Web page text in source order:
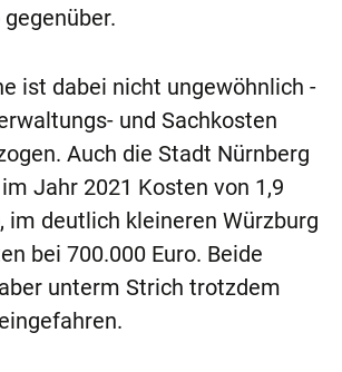
ist dabei nicht ungewöhnlich -
und Sachkosten
Auch die Stadt Nürnberg
Jahr 2021 Kosten von 1,9
im deutlich kleineren Würzburg
bei 700.000 Euro. Beide
unterm Strich trotzdem